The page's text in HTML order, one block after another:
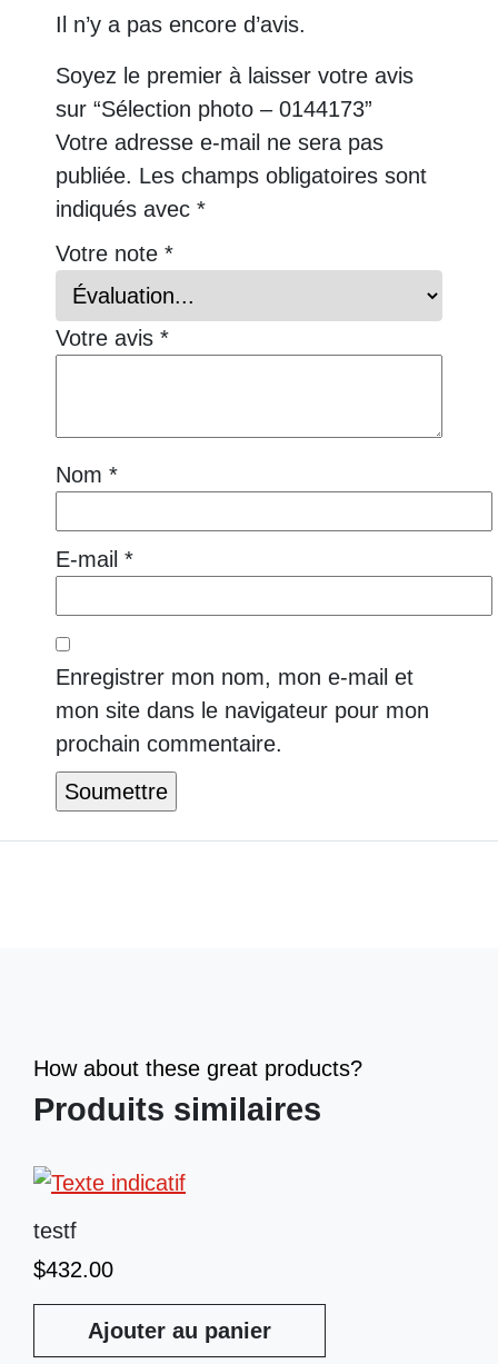
Il n’y a pas encore d’avis.
Soyez le premier à laisser votre avis
sur “Sélection photo – 0144173”
Votre adresse e-mail ne sera pas
publiée. Les champs obligatoires sont
indiqués avec *
Votre note *
Votre avis *
Nom *
E-mail *
Enregistrer mon nom, mon e-mail et
mon site dans le navigateur pour mon
prochain commentaire.
How about these great products?
Produits similaires
testf
$432.00
Ajouter au panier